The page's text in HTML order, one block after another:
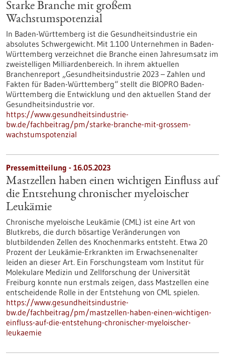
Starke Branche mit großem
Wachstumspotenzial
In Baden-Württemberg ist die Gesundheitsindustrie ein
absolutes Schwergewicht. Mit 1.100 Unternehmen in Baden-
Württemberg verzeichnet die Branche einen Jahresumsatz im
zweistelligen Milliardenbereich. In ihrem aktuellen
Branchenreport „Gesundheitsindustrie 2023 – Zahlen und
Fakten für Baden-Württemberg“ stellt die BIOPRO Baden-
Württemberg die Entwicklung und den aktuellen Stand der
Gesundheitsindustrie vor.
https://www.gesundheitsindustrie-
bw.de/fachbeitrag/pm/starke-branche-mit-grossem-
wachstumspotenzial
Pressemitteilung - 16.05.2023
Mastzellen haben einen wichtigen Einfluss auf
die Entstehung chronischer myeloischer
Leukämie
Chronische myeloische Leukämie (CML) ist eine Art von
Blutkrebs, die durch bösartige Veränderungen von
blutbildenden Zellen des Knochenmarks entsteht. Etwa 20
Prozent der Leukämie-Erkrankten im Erwachsenenalter
leiden an dieser Art. Ein Forschungsteam vom Institut für
Molekulare Medizin und Zellforschung der Universität
Freiburg konnte nun erstmals zeigen, dass Mastzellen eine
entscheidende Rolle in der Entstehung von CML spielen.
https://www.gesundheitsindustrie-
bw.de/fachbeitrag/pm/mastzellen-haben-einen-wichtigen-
einfluss-auf-die-entstehung-chronischer-myeloischer-
leukaemie